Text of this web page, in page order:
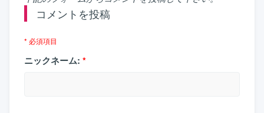
コメントを投稿
* 必須項目
ニックネーム: *